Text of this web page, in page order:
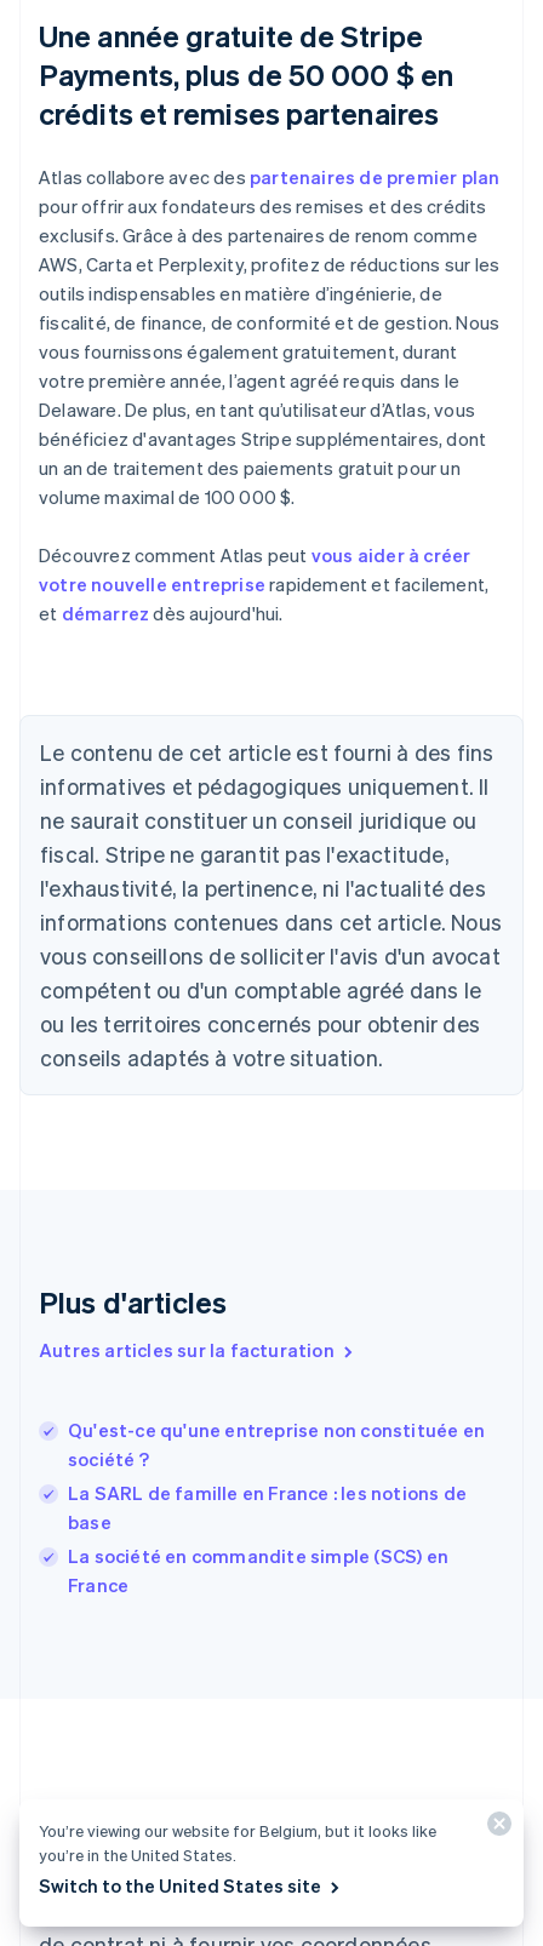
Une année gratuite de Stripe
Payments, plus de 50 000 $ en
crédits et remises partenaires
Atlas collabore avec des partenaires de premier plan
pour offrir aux fondateurs des remises et des crédits
exclusifs. Grâce à des partenaires de renom comme
AWS, Carta et Perplexity, profitez de réductions sur les
outils indispensables en matière d’ingénierie, de
fiscalité, de finance, de conformité et de gestion. Nous
vous fournissons également gratuitement, durant
votre première année, l’agent agréé requis dans le
Delaware. De plus, en tant qu’utilisateur d’Atlas, vous
bénéficiez d'avantages Stripe supplémentaires, dont
un an de traitement des paiements gratuit pour un
volume maximal de 100 000 $.
Découvrez comment Atlas peut vous aider à créer
votre nouvelle entreprise rapidement et facilement,
et démarrez dès aujourd'hui.
Le contenu de cet article est fourni à des fins
informatives et pédagogiques uniquement. Il
ne saurait constituer un conseil juridique ou
fiscal. Stripe ne garantit pas l'exactitude,
l'exhaustivité, la pertinence, ni l'actualité des
informations contenues dans cet article. Nous
vous conseillons de solliciter l'avis d'un avocat
compétent ou d'un comptable agréé dans le
ou les territoires concernés pour obtenir des
conseils adaptés à votre situation.
Plus d'articles
Autres articles sur la facturation
Qu'est-ce qu'une entreprise non constituée en
société ?
La SARL de famille en France : les notions de
base
La société en commandite simple (SCS) en
France
Créez un compte et commencez à accepter
DeutschEnglish
Australie
English
Autriche
DeutschEnglish
NederlandsFrançaisDeutsch English
Brésil
Português
Bulgarie
English
Canada
Chine continentale
简体中文English
Español English
English
Finlande
EnglishSvenska
FrançaisEnglish
Gibraltar
English
Grèce
日本語English
Lettonie
Liechtenstein
You’re viewing our website for Belgium, but it looks like
you’re in the United States.
Switch to the United States site